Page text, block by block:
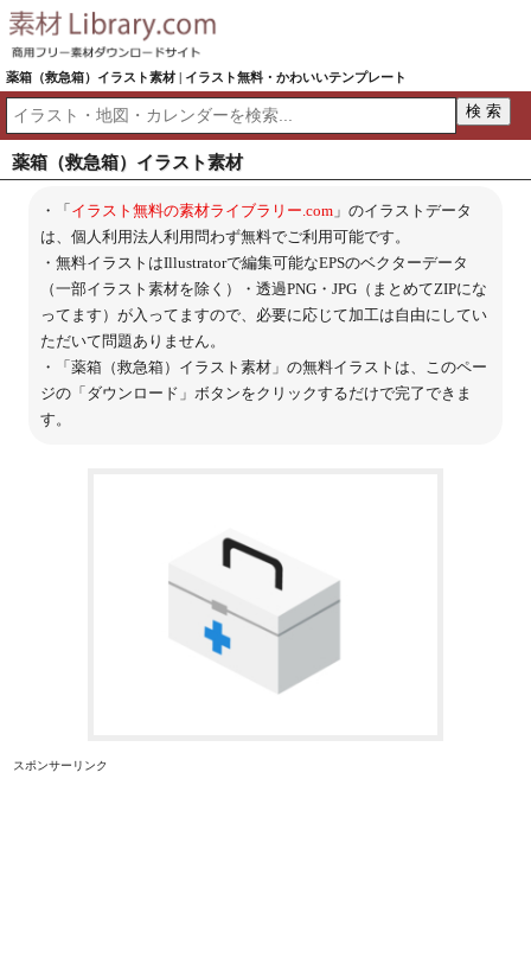
薬箱（救急箱）イラスト素材 | イラスト無料・かわいいテンプレート
薬箱（救急箱）イラスト素材
・「イラスト無料の素材ライブラリー.com」のイラストデータ
は、個人利用法人利用問わず無料でご利用可能です。
・無料イラストはIllustratorで編集可能なEPSのベクターデータ
（一部イラスト素材を除く）・透過PNG・JPG（まとめてZIPにな
ってます）が入ってますので、必要に応じて加工は自由にしてい
ただいて問題ありません。
・「薬箱（救急箱）イラスト素材」の無料イラストは、このペー
ジの「ダウンロード」ボタンをクリックするだけで完了できま
す。
スポンサーリンク